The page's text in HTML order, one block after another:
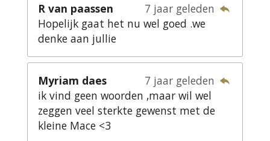
R van paassen
7 jaar geleden
Hopelijk gaat het nu wel goed .we
denke aan jullie
Myriam daes
7 jaar geleden
ik vind geen woorden ,maar wil wel
zeggen veel sterkte gewenst met de
kleine Mace <3